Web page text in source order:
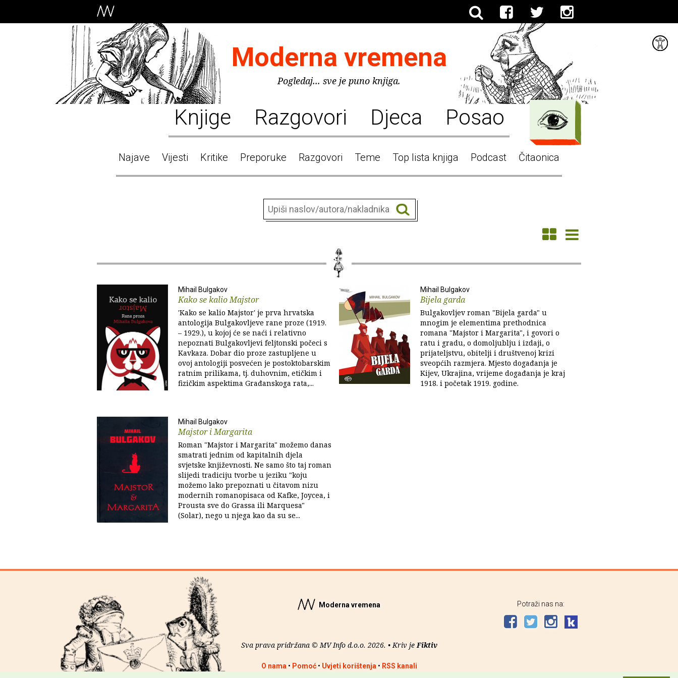
Moderna vremena
Pogledaj... sve je puno knjiga.
Knjige Razgovori Djeca Posao
Najave Vijesti Kritike Preporuke Razgovori Teme Top lista knjiga Podcast Čitaonica
Mihail Bulgakov
Kako se kalio Majstor
'Kako se kalio Majstor' je prva hrvatska
antologija Bulgakovljeve rane proze (1919.
– 1929.), u kojoj će se naći i relativno
nepoznati Bulgakovljevi feljtonski počeci s
Kavkaza. Dobar dio proze zastupljene u
ovoj antologiji posvećen je postoktobarskim
ratnim prilikama, tj. duhovnim, etičkim i
fizičkim aspektima Građanskoga rata,...
Mihail Bulgakov
Bijela garda
Bulgakovljev roman "Bijela garda" u
mnogim je elementima prethodnica
romana "Majstor i Margarita", i govori o
ratu i gradu, o domoljublju i izdaji, o
prijateljstvu, obitelji i društvenoj krizi
sveopćih razmjera. Mjesto događanja je
Kijev, Ukrajina, vrijeme događanja je kraj
1918. i početak 1919. godine.
Mihail Bulgakov
Majstor i Margarita
Roman "Majstor i Margarita" možemo danas
smatrati jednim od kapitalnih djela
svjetske književnosti. Ne samo što taj roman
slijedi tradiciju tvorbe u jeziku "koju
možemo lako prepoznati u čitavom nizu
modernih romanopisaca od Kafke, Joycea, i
Prousta sve do Grassa ili Marquesa"
(Solar), nego u njega kao da su se...
Moderna vremena
Sva prava pridržana © MV Info d.o.o. 2026. • Kriv jeFiktiv
O nama • Pomoć• Uvjeti korištenja • RSS kanali
Potraži nas na: